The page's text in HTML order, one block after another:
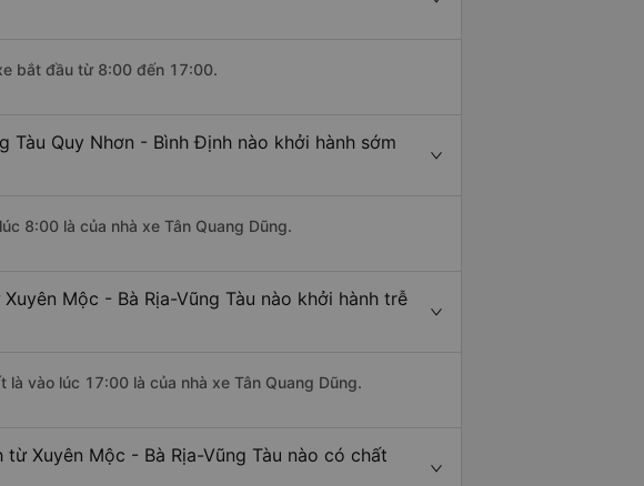
bắt đầu từ 8:00 đến 17:00.
Tàu Quy Nhơn - Bình Định nào khởi hành sớm
8:00 là của nhà xe Tân Quang Dũng.
Mộc - Bà Rịa-Vũng Tàu nào khởi hành trễ
vào lúc 17:00 là của nhà xe Tân Quang Dũng.
Xuyên Mộc - Bà Rịa-Vũng Tàu nào có chất